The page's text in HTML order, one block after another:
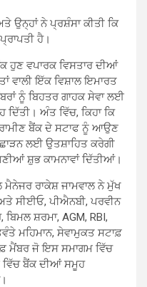
ਨੇ ਪ੍ਰਸ਼ੰਸਾ ਕੀਤੀ ਕਿ
ਹੈ।
ਹੁਣ ਵਪਾਰਕ ਵਿਸਤਾਰ ਦੀਆਂ
ਵਾਲੀ ਇੱਕ ਵਿਸ਼ਾਲ ਇਮਾਰਤ
ਨੂੰ ਬਿਹਤਰ ਗਾਹਕ ਸੇਵਾ ਲਈ
ਦਿੱਤੀ। ਅੰਤ ਵਿੱਚ, ਕਿਹਾ ਕਿ
ਬੈਂਕ ਦੇ ਸਟਾਫ ਨੂੰ ਆਉਣ
ਲਈ ਉਤਸ਼ਾਹਿਤ ਕਰੇਗੀ
ਸ਼ੁਭ ਕਾਮਨਾਵਾਂ ਦਿੱਤੀਆਂ।
ਰਾਕੇਸ਼ ਜਾਮਵਾਲ ਨੇ ਮੁੱਖ
ਸੀਈਓ, ਪੀਐਨਬੀ, ਪਰਵੀਨ
ਸ਼ਰਮਾ, AGM, RBI,
ਮਹਿਮਾਨ, ਸੇਵਾਮੁਕਤ ਸਟਾਫ਼
ਮੈਂਬਰ ਜੋ ਇਸ ਸਮਾਗਮ ਵਿੱਚ
ਵਿੱਚ ਬੈਂਕ ਦੀਆਂ ਸਮੂਹ